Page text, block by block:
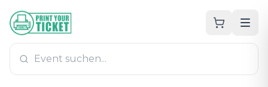
Zum Hauptinhalt
PrintYourTicket